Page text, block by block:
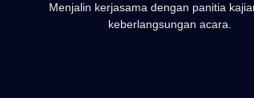
Menjalin kerjasama dengan panitia
keberlangsungan acara.